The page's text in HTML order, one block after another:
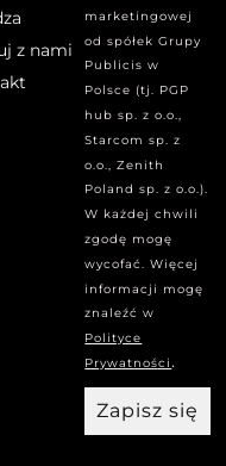
z nami
marketingowej
od spółek Grupy
Publicis w
Polsce (tj. PGP
hub sp. z o.o.,
Starcom sp. z
o.o., Zenith
Poland sp. z o.o.).
W każdej chwili
zgodę mogę
wycofać. Więcej
informacji mogę
znaleźć w
Polityce
Prywatności.
Zapisz się